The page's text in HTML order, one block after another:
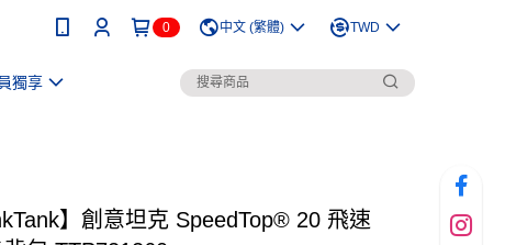
0 中文 (繁體) TWD
獨享
】創意坦克 SpeedTop® 20 飛速